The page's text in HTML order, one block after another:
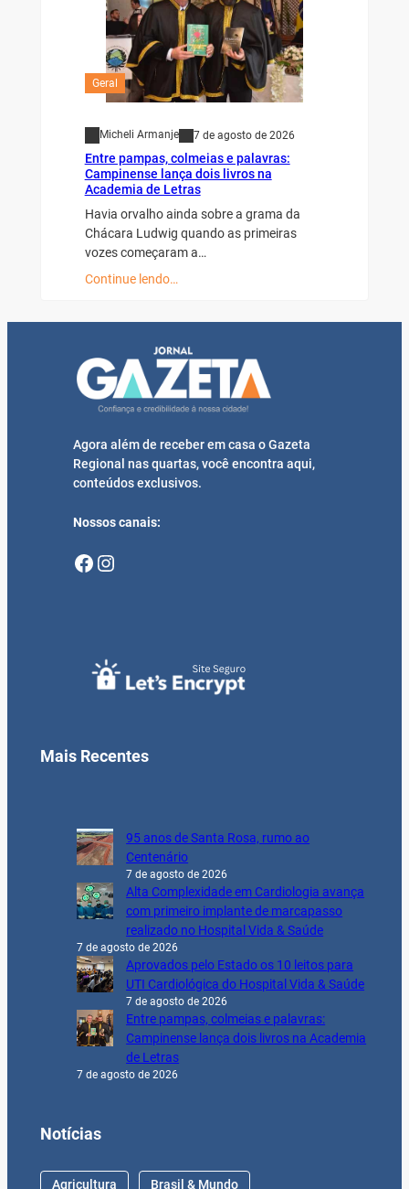
Geral
Micheli Armanje 7 de agosto de 2026
Entre pampas, colmeias e palavras:
Campinense lança dois livros na
Academia de Letras
Havia orvalho ainda sobre a grama da
Chácara Ludwig quando as primeiras
vozes começaram a…
Continue lendo…
Agora além de receber em casa o Gazeta
Regional nas quartas, você encontra aqui,
conteúdos exclusivos.
Nossos canais:
Facebook Instagram
Mais Recentes
95 anos de Santa Rosa, rumo ao
Centenário
7 de agosto de 2026
Alta Complexidade em Cardiologia avança
com primeiro implante de marcapasso
realizado no Hospital Vida & Saúde
7 de agosto de 2026
Aprovados pelo Estado os 10 leitos para
UTI Cardiológica do Hospital Vida & Saúde
7 de agosto de 2026
Entre pampas, colmeias e palavras:
Campinense lança dois livros na Academia
de Letras
7 de agosto de 2026
Notícias
Agricultura Brasil & Mundo